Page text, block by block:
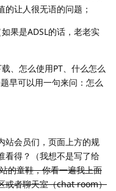
让人很无语的问题；
果是ADSL的话，老老实
、怎么使用PT、什么怎么
早可以用一句来问：怎么
站会员们，页面上方的规
看得？（我想不是写了给
的童鞋，你看一遍我上面
或者聊天室（chat room）